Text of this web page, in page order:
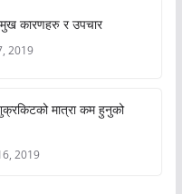
कारणहरु र उपचार
2019
मात्रा कम हुनुको
2019